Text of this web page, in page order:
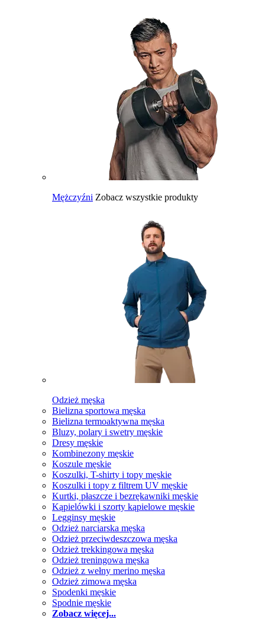
Mężczyźni Zobacz wszystkie produkty
Odzież męska
Bielizna sportowa męska
Bielizna termoaktywna męska
Bluzy, polary i swetry męskie
Dresy męskie
Kombinezony męskie
Koszule męskie
Koszulki, T-shirty i topy męskie
Koszulki i topy z filtrem UV męskie
Kurtki, płaszcze i bezrękawniki męskie
Kąpielówki i szorty kąpielowe męskie
Legginsy męskie
Odzież narciarska męska
Odzież przeciwdeszczowa męska
Odzież trekkingowa męska
Odzież treningowa męska
Odzież z wełny merino męska
Odzież zimowa męska
Spodenki męskie
Spodnie męskie
Zobacz więcej...